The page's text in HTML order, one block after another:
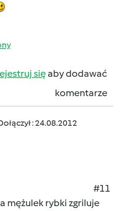
sięaby dodawać
komentarze
: 24.08.2012
#11
mężulek rybki zgriluje